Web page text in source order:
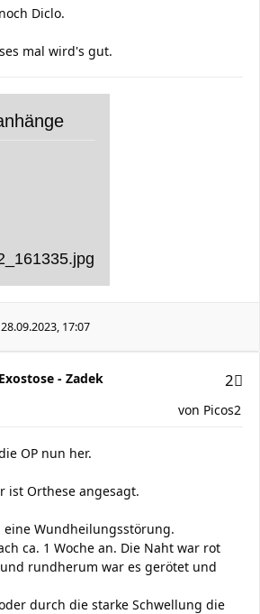
Diclo.
mal wird's gut.
28.09.2023, 17:07
- Zadek
2
von Picos2
OP nun her.
ist Orthese angesagt.
eine Wundheilungsstörung.
ca. 1 Woche an. Die Naht war rot
rundherum war es gerötet und
durch die starke Schwellung die